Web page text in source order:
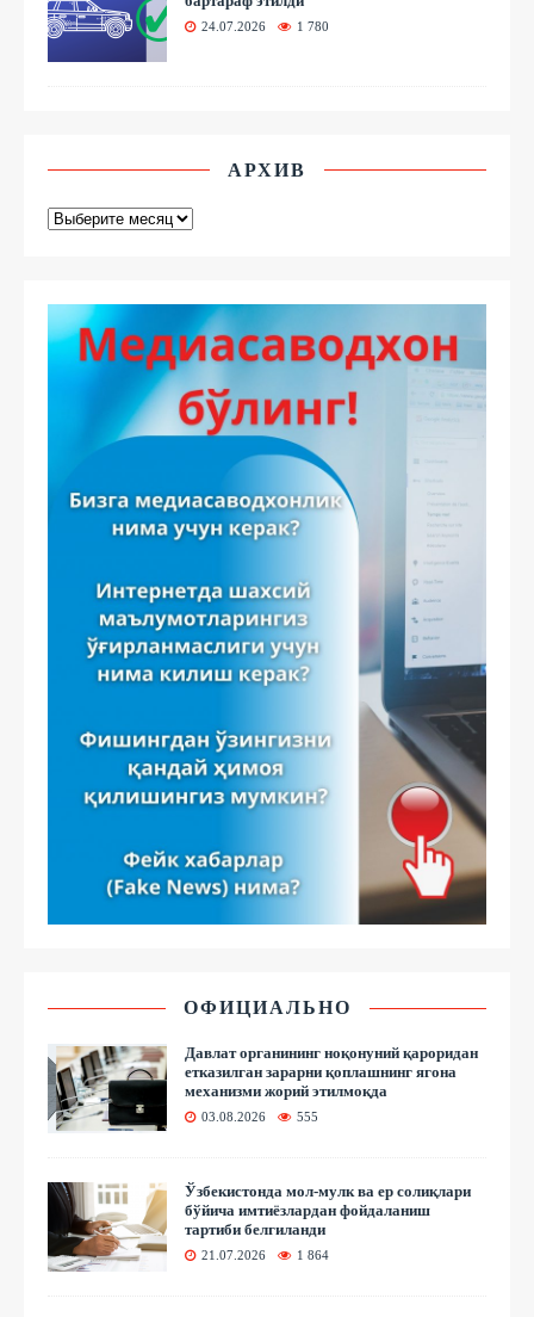
24.07.2026 1 780
АРХИВ
ОФИЦИАЛЬНО
Давлат органининг ноқонуний қароридан
етказилган зарарни қоплашнинг ягона
механизми жорий этилмоқда
03.08.2026 555
Ўзбекистонда мол-мулк ва ер солиқлари
бўйича имтиёзлардан фойдаланиш
тартиби белгиланди
21.07.2026 1 864